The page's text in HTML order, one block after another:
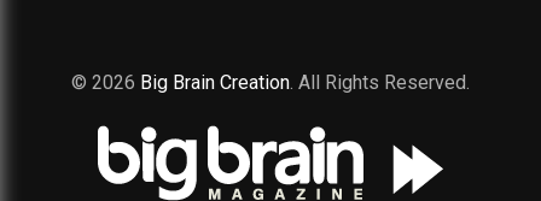
© 2026 Big Brain Creation. All Rights Reserved.